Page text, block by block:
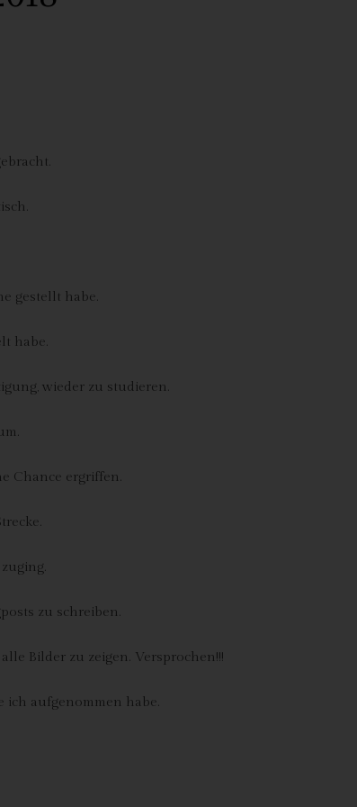
gestellt habe.
habe.
wieder zu studieren.
Chance ergriffen.
zu schreiben.
Bilder zu zeigen. Versprochen!!!
ich aufgenommen habe.